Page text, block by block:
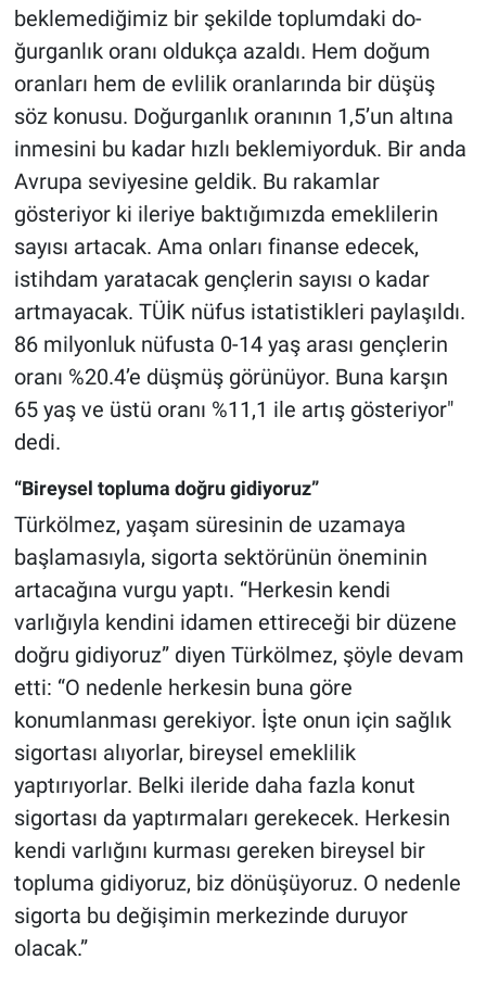
beklemediği­miz bir şekilde toplumdaki do­
ğurganlık oranı oldukça azaldı. Hem doğum
oranları hem de ev­lilik oranlarında bir düşüş
söz konusu. Doğurganlık oranının 1,5’un altına
inmesini bu kadar hızlı beklemiyorduk. Bir anda
Avrupa seviyesine geldik. Bu rakamlar
gösteriyor ki ileriye baktığımızda emeklilerin
sa­yısı artacak. Ama onları finan­se edecek,
istihdam yaratacak gençlerin sayısı o kadar
artma­yacak. TÜİK nüfus istatistikleri paylaşıldı.
86 milyonluk nüfus­ta 0-14 yaş arası gençlerin
ora­nı %20.4’e düşmüş görünüyor. Buna karşın
65 yaş ve üstü oranı %11,1 ile artış gösteriyor"
dedi.
“Bireysel topluma doğru gidiyoruz”
Türkölmez, yaşam süresi­nin de uzamaya
başlamasıyla, sigorta sektörünün öneminin
artacağına vurgu yaptı. “Her­kesin kendi
varlığıyla kendi­ni idamen ettireceği bir dü­zene
doğru gidiyoruz” diyen Türkölmez, şöyle devam
etti: “O nedenle herkesin buna gö­re
konumlanması gerekiyor. İşte onun için sağlık
sigortası alıyorlar, bireysel emeklilik
yaptırıyorlar. Belki ileride da­ha fazla konut
sigortası da yap­tırmaları gerekecek. Herkesin
kendi varlığını kurması gere­ken bireysel bir
topluma gidi­yoruz, biz dönüşüyoruz. O ne­denle
sigorta bu değişimin merkezinde duruyor
olacak.”